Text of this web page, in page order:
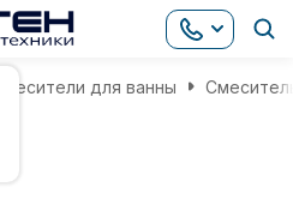
Смесители для ванны